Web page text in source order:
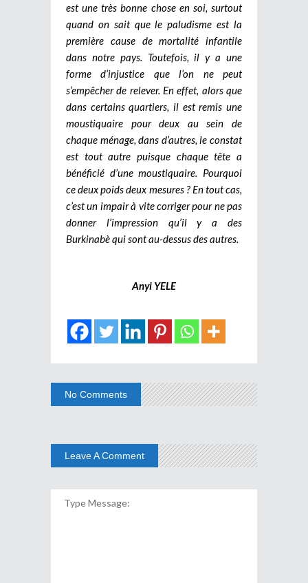
est une très bonne chose en soi, surtout
quand on sait que le paludisme est la
première cause de mortalité infantile
dans notre pays. Toutefois, il y a une
forme d’injustice que l’on ne peut
s’empêcher de relever. En effet, alors que
dans certains quartiers, il est remis une
moustiquaire pour deux au sein de
chaque ménage, dans d’autres, le constat
est tout autre puisque chaque tête a
bénéficié d’une moustiquaire. Pourquoi
ce deux poids deux mesures ? En tout cas,
c’est un impair à vite corriger pour ne pas
donner l’impression qu’il y a des
Burkinabè qui sont au-dessus des autres.
Anyi YELE
No Comments
Leave A Comment